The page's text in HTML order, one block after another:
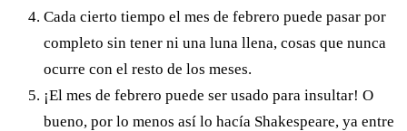
Cada cierto tiempo el mes de febrero puede pasar por
completo sin tener ni una luna llena, cosas que nunca
ocurre con el resto de los meses.
¡El mes de febrero puede ser usado para insultar! O
bueno, por lo menos así lo hacía Shakespeare, ya entre